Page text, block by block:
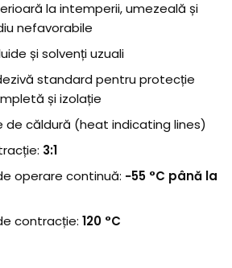
la intemperii, umezeală și
nefavorabile
și solvenți uzuali
standard pentru protecție
și izolație
de căldură (heat indicating lines)
3:1
operare continuă: −55 °C până la
contracție: 120 °C